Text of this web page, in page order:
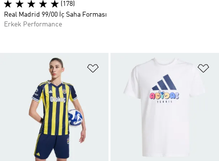
Favori Listesine Ekle
(178)
Real Madrid 99/00 İç Saha Forması
Erkek Performance